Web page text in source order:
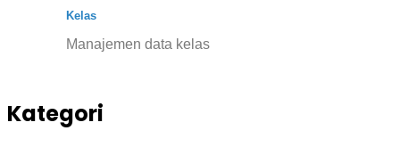
Kelas
Manajemen data kelas
Kategori